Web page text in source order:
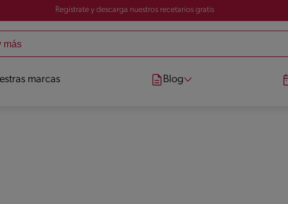
Registrate y descarga nuestros recetarios gratis
marcas Blog